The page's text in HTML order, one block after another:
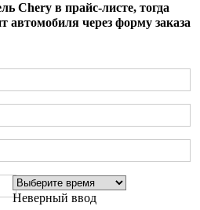
Chery в прайс-листе, тогда
автомобиля через форму заказа
Неверный ввод